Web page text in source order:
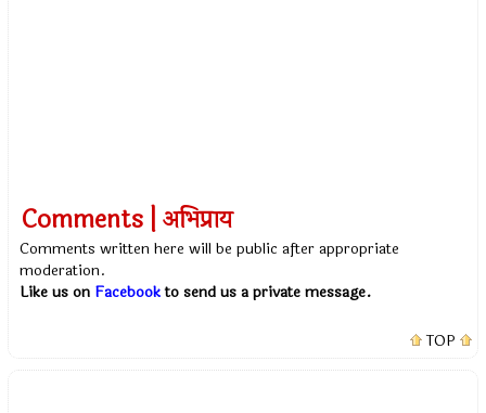
Comments | अभिप्राय
Comments written here will be public after appropriate
moderation.
Like us on Facebookto send us a private message.
TOP